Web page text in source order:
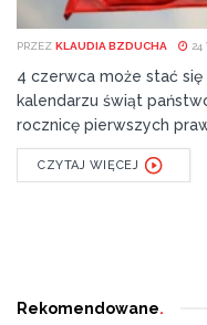
PRZEZ KLAUDIA BZDUCHA 24
4 czerwca może stać
kalendarzu świąt
rocznicę pierwszych
CZYTAJ WIĘCEJ
Rekomendowane.